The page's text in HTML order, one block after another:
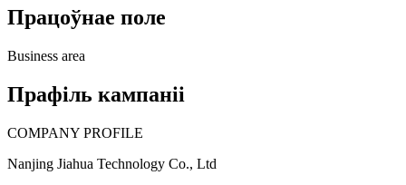
Працоўнае поле
Business area
Прафіль кампаніі
COMPANY PROFILE
Nanjing Jiahua Technology Co., Ltd